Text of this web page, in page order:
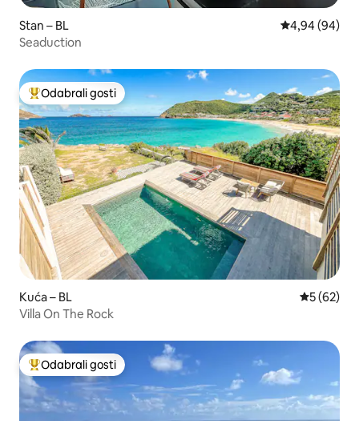
Stan – BL Prosječna
4,94 (94)
Seaduction
Među najviše rangiranima s oznakom „Odabrali gosti”
Odabrali gosti
Kuća – BL Prosječna
5 (62)
Villa On The Rock
Među najviše rangiranima s oznakom „Odabrali gosti”
Odabrali gosti